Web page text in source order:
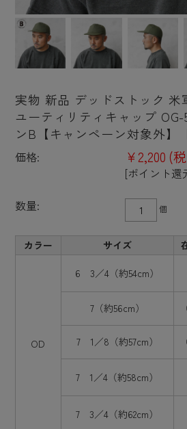
実物 新品 デッドストック 米
ユーティリティキャップ OG-
ンB【キャンペーン対象外】
価格: ¥2,200 (
[ポイント還
数量:
個
カラー サイズ
OD
6 3／4（約54cm）
7（約56cm）
7 1／8（約57cm）
7 1／4（約58cm）
7 3／4（約62cm）